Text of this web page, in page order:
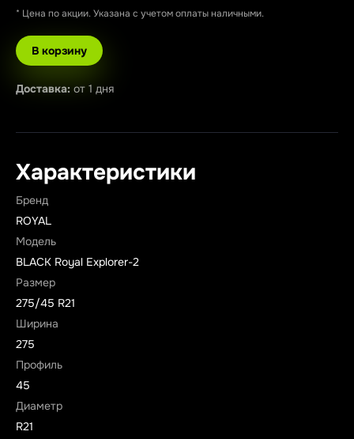
* Цена по акции. Указана с учетом оплаты наличными.
В корзину
Доставка: от 1 дня
Характеристики
Бренд
ROYAL
Модель
BLACK Royal Explorer-2
Размер
275/45 R21
Ширина
275
Профиль
45
Диаметр
R21